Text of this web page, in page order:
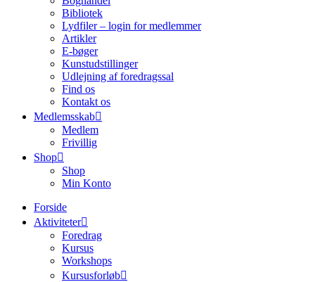
Bibliotek
Lydfiler – login for medlemmer
Artikler
E-bøger
Kunstudstillinger
Udlejning af foredragssal
Find os
Kontakt os
Medlemsskab
Medlem
Frivillig
Shop
Shop
Min Konto
Forside
Aktiviteter
Foredrag
Kursus
Workshops
Kursusforløb